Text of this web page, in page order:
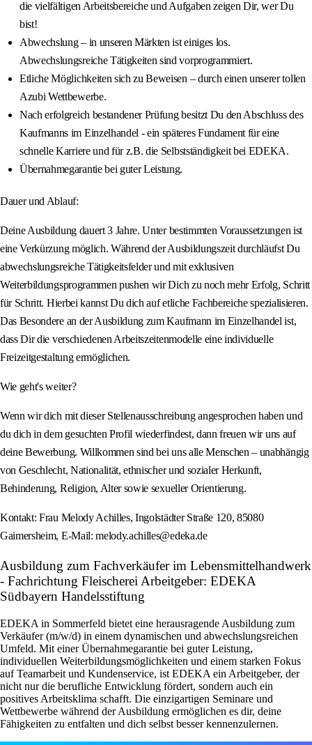
die vielfältigen Arbeitsbereiche und Aufgaben zeigen Dir, wer Du
bist!
Abwechslung – in unseren Märkten ist einiges los.
Abwechslungsreiche Tätigkeiten sind vorprogrammiert.
Etliche Möglichkeiten sich zu Beweisen – durch einen unserer tollen
Azubi Wettbewerbe.
Nach erfolgreich bestandener Prüfung besitzt Du den Abschluss des
Kaufmanns im Einzelhandel - ein späteres Fundament für eine
schnelle Karriere und für z.B. die Selbstständigkeit bei EDEKA.
Übernahmegarantie bei guter Leistung.
Dauer und Ablauf:
Deine Ausbildung dauert 3 Jahre. Unter bestimmten Voraussetzungen ist
eine Verkürzung möglich. Während der Ausbildungszeit durchläufst Du
abwechslungsreiche Tätigkeitsfelder und mit exklusiven
Weiterbildungsprogrammen pushen wir Dich zu noch mehr Erfolg, Schritt
für Schritt. Hierbei kannst Du dich auf etliche Fachbereiche spezialisieren.
Das Besondere an der Ausbildung zum Kaufmann im Einzelhandel ist,
dass Dir die verschiedenen Arbeitszeitenmodelle eine individuelle
Freizeitgestaltung ermöglichen.
Wie geht's weiter?
Wenn wir dich mit dieser Stellenausschreibung angesprochen haben und
du dich in dem gesuchten Profil wiederfindest, dann freuen wir uns auf
deine Bewerbung. Willkommen sind bei uns alle Menschen – unabhängig
von Geschlecht, Nationalität, ethnischer und sozialer Herkunft,
Behinderung, Religion, Alter sowie sexueller Orientierung.
Kontakt: Frau Melody Achilles, Ingolstädter Straße 120, 85080
Gaimersheim, E-Mail: melody.achilles@edeka.de
Ausbildung zum Fachverkäufer im Lebensmittelhandwerk
- Fachrichtung Fleischerei Arbeitgeber: EDEKA
Südbayern Handelsstiftung
EDEKA in Sommerfeld bietet eine herausragende Ausbildung zum
Verkäufer (m/w/d) in einem dynamischen und abwechslungsreichen
Umfeld. Mit einer Übernahmegarantie bei guter Leistung,
individuellen Weiterbildungsmöglichkeiten und einem starken Fokus
auf Teamarbeit und Kundenservice, ist EDEKA ein Arbeitgeber, der
nicht nur die berufliche Entwicklung fördert, sondern auch ein
positives Arbeitsklima schafft. Die einzigartigen Seminare und
Wettbewerbe während der Ausbildung ermöglichen es dir, deine
Fähigkeiten zu entfalten und dich selbst besser kennenzulernen.